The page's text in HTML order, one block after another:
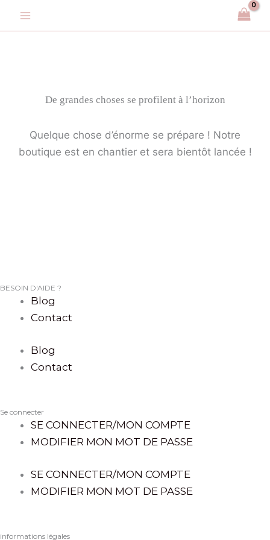
De grandes choses se profilent à l’horizon
Quelque chose d’énorme se prépare ! Notre
boutique est en chantier et sera bientôt lancée !
BESOIN D'AIDE ?
Blog
Contact
Blog
Contact
Se connecter
SE CONNECTER/MON COMPTE
MODIFIER MON MOT DE PASSE
SE CONNECTER/MON COMPTE
MODIFIER MON MOT DE PASSE
informations légales